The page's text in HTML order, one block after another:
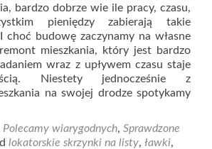
bardzo dobrze wie ile pracy, czasu,
pieniędzy zabierają takie
choć budowę zaczynamy na własne
mieszkania, który jest bardzo
wraz z upływem czasu staje
Niestety jednocześnie z
na swojej drodze spotykamy
Polecamy wiarygodnych, Sprawdzone
lokatorskie skrzynki na listy, ławki,